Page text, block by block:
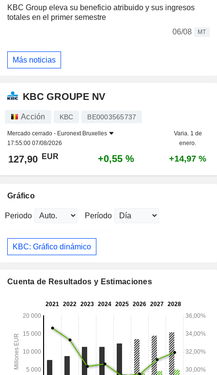
KBC Group eleva su beneficio atribuido y sus ingresos
totales en el primer semestre
06/08
MT
Más noticias
KBC GROUPE NV
Acción KBC BE0003565737
Mercado cerrado - Euronext Bruxelles
17:55:00 07/08/2026
Varia. 1 de
enero.
127,90 EUR +0,55 % +14,97 %
Gráfico
Periodo Período
KBC: Gráfico dinámico
Cuenta de Resultados y Estimaciones